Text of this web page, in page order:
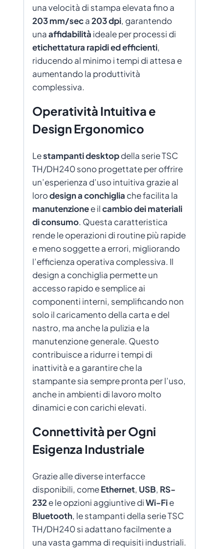
una velocità di stampa elevata fino a
203 mm/seca203 dpi, garantendo
unaaffidabilità ideale per processi di
etichettatura rapidi ed efficienti,
riducendo al minimo i tempi di attesa e
aumentando la produttività
complessiva.
Operatività Intuitiva e
Design Ergonomico
Lestampanti desktopdella serie TSC
TH/DH240 sono progettate per offrire
un’esperienza d’uso intuitiva grazie al
lorodesign a conchiglia che facilita la
manutenzionee ilcambio dei materiali
di consumo. Questa caratteristica
rende le operazioni di routine più rapide
e meno soggette a errori, migliorando
l’efficienza operativa complessiva. Il
design a conchiglia permette un
accesso rapido e semplice ai
componenti interni, semplificando non
solo il caricamento della carta e del
nastro, ma anche la pulizia e la
manutenzione generale. Questo
contribuisce a ridurre i tempi di
inattività e a garantire che la
stampante sia sempre pronta per l’uso,
anche in ambienti di lavoro molto
dinamici e con carichi elevati.
Connettività per Ogni
Esigenza Industriale
Grazie alle diverse interfacce
disponibili, comeEthernet, USB, RS-
232e le opzioni aggiuntive diWi-Fie
Bluetooth, le stampanti della serie TSC
TH/DH240 si adattano facilmente a
una vasta gamma di requisiti industriali.